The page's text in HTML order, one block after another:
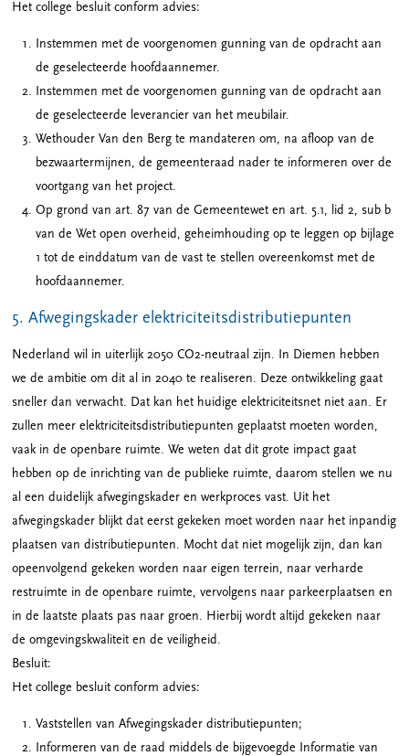
Het college besluit conform advies:
Instemmen met de voorgenomen gunning van de opdracht aan
de geselecteerde hoofdaannemer.
Instemmen met de voorgenomen gunning van de opdracht aan
de geselecteerde leverancier van het meubilair.
Wethouder Van den Berg te mandateren om, na afloop van de
bezwaartermijnen, de gemeenteraad nader te informeren over de
voortgang van het project.
Op grond van art. 87 van de Gemeentewet en art. 5.1, lid 2, sub b
van de Wet open overheid, geheimhouding op te leggen op bijlage
1 tot de einddatum van de vast te stellen overeenkomst met de
hoofdaannemer.
5. Afwegingskader elektriciteitsdistributiepunten
Nederland wil in uiterlijk 2050 CO2-neutraal zijn. In Diemen hebben
we de ambitie om dit al in 2040 te realiseren. Deze ontwikkeling gaat
sneller dan verwacht. Dat kan het huidige elektriciteitsnet niet aan. Er
zullen meer elektriciteitsdistributiepunten geplaatst moeten worden,
vaak in de openbare ruimte. We weten dat dit grote impact gaat
hebben op de inrichting van de publieke ruimte, daarom stellen we nu
al een duidelijk afwegingskader en werkproces vast. Uit het
afwegingskader blijkt dat eerst gekeken moet worden naar het inpandig
plaatsen van distributiepunten. Mocht dat niet mogelijk zijn, dan kan
opeenvolgend gekeken worden naar eigen terrein, naar verharde
restruimte in de openbare ruimte, vervolgens naar parkeerplaatsen en
in de laatste plaats pas naar groen. Hierbij wordt altijd gekeken naar
de omgevingskwaliteit en de veiligheid.
Besluit:
Het college besluit conform advies:
Vaststellen van Afwegingskader distributiepunten;
Informeren van de raad middels de bijgevoegde Informatie van